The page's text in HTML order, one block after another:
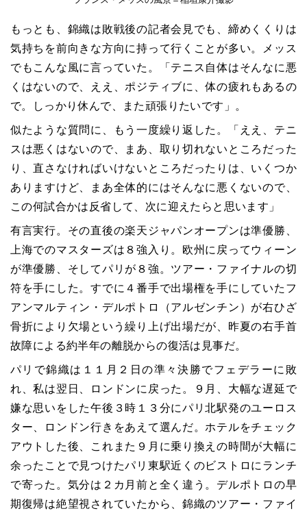
もっとも、錦織は敗戦後の記者会見でも、締めくくりは
気持ちを前向きな方向に持って行くことが多い。メッス
でもこんな風に言っていた。「テニス自体はそんなに悪
くはないので、ええ、ポジティブに、体の疲れもあるの
で。しっかり休んで、また頑張りたいです」。
似たような質問に、もう一度繰り返した。「ええ、テニ
スは悪くはないので、まあ、取り切れないところだった
り、直さなければいけないところだったりは、いくつか
ありますけど、まあ全体的にはそんなに悪くないので、
この何試合かは反省して、次に迎えたらと思います」
有言実行。その直後の楽天ジャパンオープンは準優勝、
上海でのマスターズは８強入り。欧州に戻ってウィーン
が準優勝、そしてパリが８強。ツアー・ファイナルの切
符を手にした。すでに４番手で出場権を手にしていたフ
アンマルティン・デルポトロ（アルゼンチン）が右ひざ
骨折により欠場という繰り上げ出場だが、昨夏の右手首
故障による約半年の離脱からの復活は見事だ。
パリで錦織は１１月２日の準々決勝でフェデラーに敗
れ、私は翌日、ロンドンに戻った。９月、大幅な遅延で
嫌な思いをした午後３時１３分にパリ北駅発のユーロス
ター、ロンドン行きをあえて選んだ。ホテルをチェック
アウトした後、これまた９月に乗り換えの時間が大幅に
余ったことで見つけたパリ東駅近くのビストロにランチ
で寄った。気分は２カ月前と全く違う。デルポトロの早
期復帰は絶望視されていたから、錦織のツアー・ファイ